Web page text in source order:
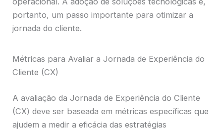
portanto, um passo importante para otimizar a
jornada do cliente.
Métricas para Avaliar a Jornada de Experiência do
Cliente (CX)
A avaliação da Jornada de Experiência do Cliente
(CX) deve ser baseada em métricas específicas que
ajudem a medir a eficácia das estratégias